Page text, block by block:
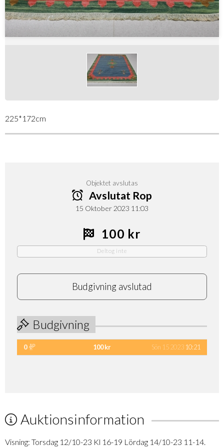
225*172cm
Objektet avslutas
Avslutat Rop
15 Oktober 2023 11:03
100 kr
Deltog inte
Budgivning avslutad
Budgivning
0 100 kr Sön 15 202310:21
Auktionsinformation
Visning: Torsdag 12/10-23 Kl 16-19 Lördag 14/10-23 11-14.